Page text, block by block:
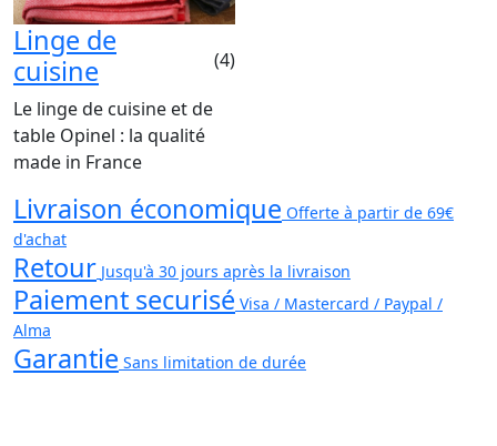
Linge de
cuisine
(4)
Le linge de cuisine et de
table Opinel : la qualité
made in France
Livraison économique Offerte à partir de 69€
d'achat
Retour Jusqu'à 30 jours après la livraison
Paiement securisé Visa / Mastercard / Paypal /
Alma
Garantie Sans limitation de durée